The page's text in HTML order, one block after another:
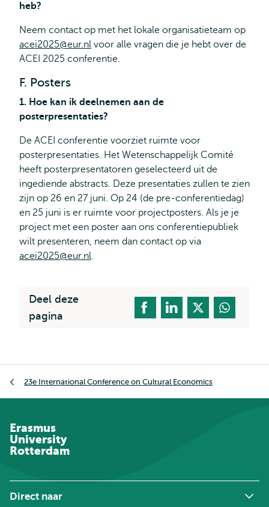
heb?
Neem contact op met het lokale organisatieteam op
acei2025@eur.nl voor alle vragen die je hebt over de
ACEI 2025 conferentie.
F. Posters
1. Hoe kan ik deelnemen aan de
posterpresentaties?
De ACEI conferentie voorziet ruimte voor
posterpresentaties. Het Wetenschappelijk Comité
heeft posterpresentatoren geselecteerd uit de
ingediende abstracts. Deze presentaties zullen te zien
zijn op 26 en 27 juni. Op 24 (de pre-conferentiedag)
en 25 juni is er ruimte voor projectposters. Als je je
project met een poster aan ons conferentiepubliek
wilt presenteren, neem dan contact op via
acei2025@eur.nl.
Deel deze
pagina
23e International Conference on Cultural Economics
Erasmus
University
Rotterdam
Direct naar